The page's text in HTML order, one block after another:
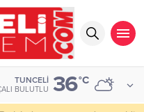
TUNCELI
BULUTLU 36°C